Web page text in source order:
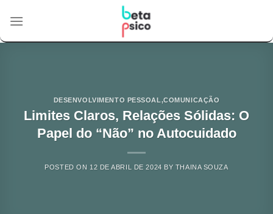
content
DESENVOLVIMENTO PESSOAL,COMUNICAÇÃO
Limites Claros, Relações Sólidas: O
Papel do “Não” no Autocuidado
POSTED ON 12 DE ABRIL DE 2024 BY THAINA SOUZA